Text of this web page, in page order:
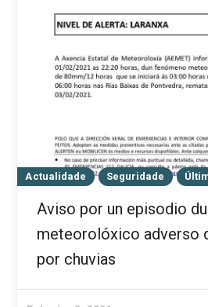
Actualidade Seguridade
Aviso por un episodio
meteorolóxico adverso
por chuvias